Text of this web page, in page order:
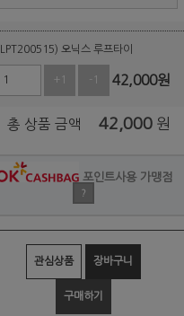
오닉스 루프타이
+1 -1 42,000원
총 상품 금액 42,000 원
포인트사용 가맹점
?
관심상품 장바구니
구매하기